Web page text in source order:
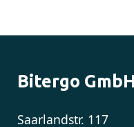
Bitergo GmbH
Saarlandstr. 117